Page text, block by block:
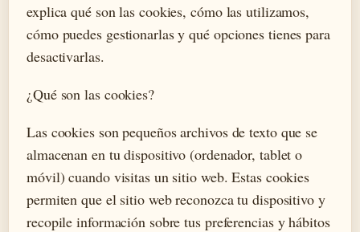
explica qué son las cookies, cómo las utilizamos,
cómo puedes gestionarlas y qué opciones tienes para
desactivarlas.
¿Qué son las cookies?
Las cookies son pequeños archivos de texto que se
almacenan en tu dispositivo (ordenador, tablet o
móvil) cuando visitas un sitio web. Estas cookies
permiten que el sitio web reconozca tu dispositivo y
recopile información sobre tus preferencias y hábitos